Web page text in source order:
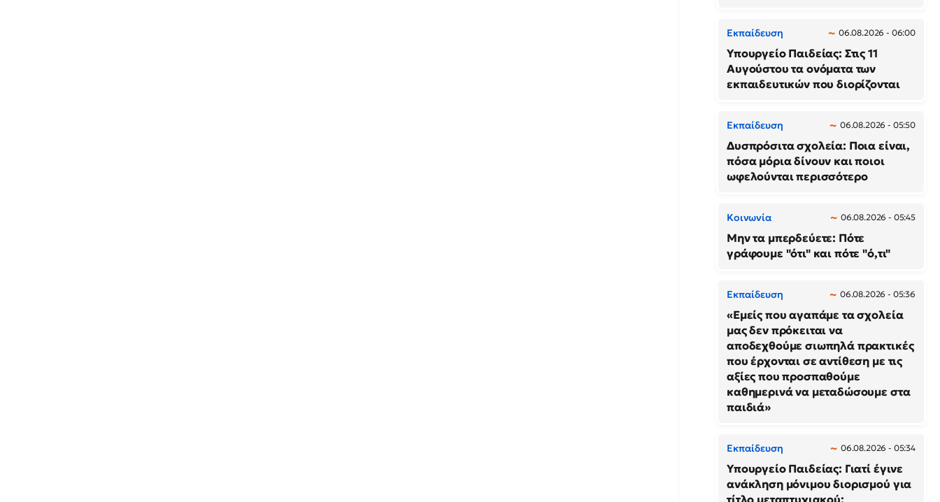
Εκπαίδευση 06.08.2026 - 06:00
Υπουργείο Παιδείας: Στις 11
Αυγούστου τα ονόματα των
εκπαιδευτικών που διορίζονται
Εκπαίδευση 06.08.2026 - 05:50
Δυσπρόσιτα σχολεία: Ποια είναι,
πόσα μόρια δίνουν και ποιοι
ωφελούνται περισσότερο
Κοινωνία 06.08.2026 - 05:45
Μην τα μπερδεύετε: Πότε
γράφουμε "ότι" και πότε "ό,τι"
Εκπαίδευση 06.08.2026 - 05:36
«Εμείς που αγαπάμε τα σχολεία
μας δεν πρόκειται να
αποδεχθούμε σιωπηλά πρακτικές
που έρχονται σε αντίθεση με τις
αξίες που προσπαθούμε
καθημερινά να μεταδώσουμε στα
παιδιά»
Εκπαίδευση 06.08.2026 - 05:34
Υπουργείο Παιδείας: Γιατί έγινε
ανάκληση μόνιμου διορισμού για